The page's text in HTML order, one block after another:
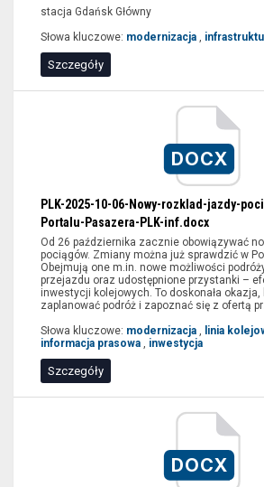
stacja Gdańsk Główny
Słowa kluczowe: modernizacja ,
Szczegóły
rozkład
jazdy,
dworzec
kolejowy,
przewoźnik,
Portal
Pasażera,
korekta
DOCX
PLK-2025-10-06-Nowy-rozklad-jazdy-
Portalu-Pasazera-PLK-inf.docx
Od 26 października zacznie obowiązywać
pociągów. Zmiany można już sprawdzić w
Obejmują one m.in. nowe możliwości
przejazdu oraz udostępnione przystanki –
inwestycji kolejowych. To doskonała okazja,
zaplanować podróż i zapoznać się z ofertą
Słowa kluczowe: modernizacja , linia
informacja prasowa , inwestycja
Szczegóły
Kraków,
Kraków
Zabłocie,
Merchel
DOCX